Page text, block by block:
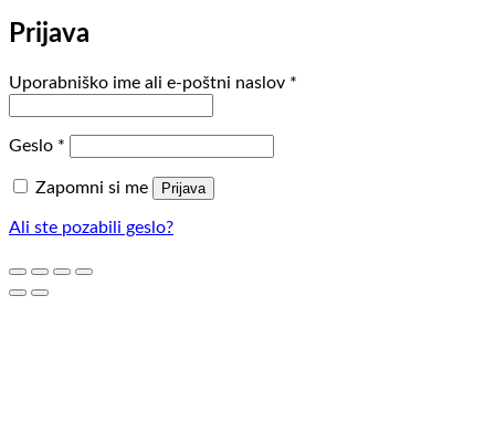
Prijava
Uporabniško ime ali e-poštni naslov *
Geslo *
Zapomni si me Prijava
Ali ste pozabili geslo?